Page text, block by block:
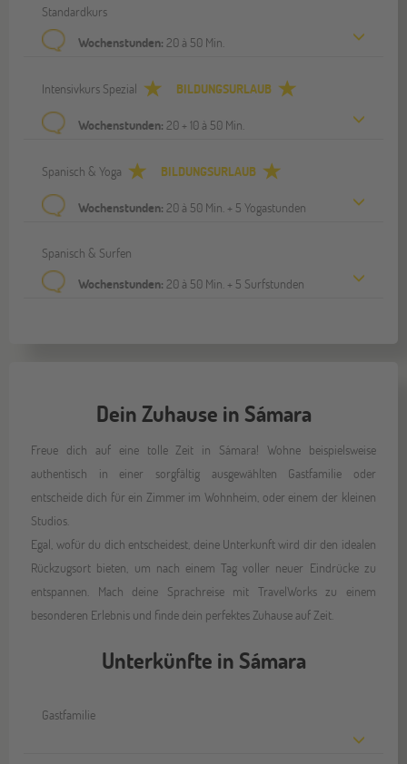
Standardkurs
Wochenstunden: 20 à 50 Min.
Intensivkurs Spezial BILDUNGSURLAUB
Wochenstunden: 20 + 10 à 50 Min.
Spanisch & Yoga BILDUNGSURLAUB
Wochenstunden: 20 à 50 Min. + 5 Yogastunden
Spanisch & Surfen
Wochenstunden: 20 à 50 Min. + 5 Surfstunden
Dein Zuhause in Sámara
Freue dich auf eine tolle Zeit in Sámara! Wohne beispielsweise
authentisch in einer sorgfältig ausgewählten Gastfamilie oder
entscheide dich für ein Zimmer im Wohnheim, oder einem der kleinen
Studios.
Egal, wofür du dich entscheidest, deine Unterkunft wird dir den idealen
Rückzugsort bieten, um nach einem Tag voller neuer Eindrücke zu
entspannen. Mach deine Sprachreise mit TravelWorks zu einem
besonderen Erlebnis und finde dein perfektes Zuhause auf Zeit.
Unterkünfte in Sámara
Gastfamilie